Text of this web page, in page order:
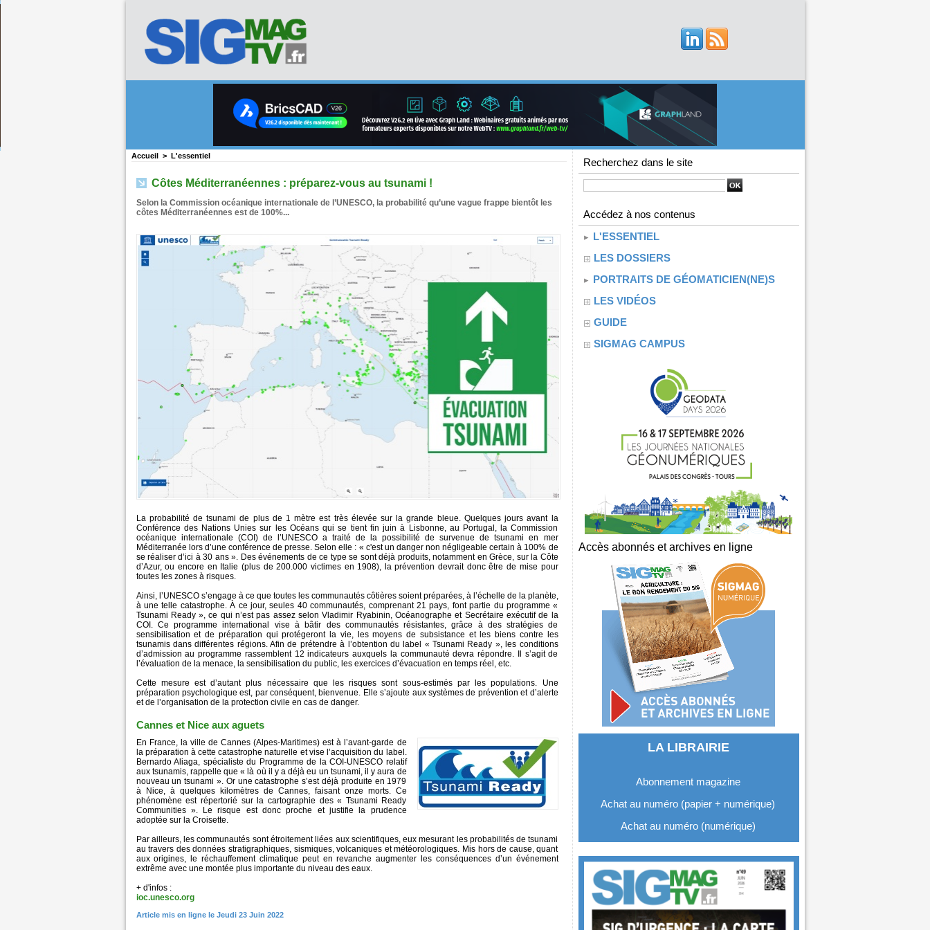
Accueil > L'essentiel
Côtes Méditerranéennes : préparez-vous au tsunami !
Selon la Commission océanique internationale de l’UNESCO, la probabilité qu’une vague frappe bientôt les
côtes Méditerranéennes est de 100%...
La probabilité de tsunami de plus de 1 mètre est très élevée sur la grande bleue. Quelques jours avant la
Conférence des Nations Unies sur les Océans qui se tient fin juin à Lisbonne, au Portugal, la Commission
océanique internationale (COI) de l’UNESCO a traité de la possibilité de survenue de tsunami en mer
Méditerranée lors d’une conférence de presse. Selon elle : « c'est un danger non négligeable certain à 100% de
se réaliser d’ici à 30 ans ». Des événements de ce type se sont déjà produits, notamment en Grèce, sur la Côte
d’Azur, ou encore en Italie (plus de 200.000 victimes en 1908), la prévention devrait donc être de mise pour
toutes les zones à risques.
Ainsi, l’UNESCO s’engage à ce que toutes les communautés côtières soient préparées, à l’échelle de la planète,
à une telle catastrophe. À ce jour, seules 40 communautés, comprenant 21 pays, font partie du programme «
Tsunami Ready », ce qui n’est pas assez selon Vladimir Ryabinin, Océanographe et Secrétaire exécutif de la
COI. Ce programme international vise à bâtir des communautés résistantes, grâce à des stratégies de
sensibilisation et de préparation qui protégeront la vie, les moyens de subsistance et les biens contre les
tsunamis dans différentes régions. Afin de prétendre à l’obtention du label « Tsunami Ready », les conditions
d’admission au programme rassemblent 12 indicateurs auxquels la communauté devra répondre. Il s’agit de
l’évaluation de la menace, la sensibilisation du public, les exercices d’évacuation en temps réel, etc.
Cette mesure est d’autant plus nécessaire que les risques sont sous-estimés par les populations. Une
préparation psychologique est, par conséquent, bienvenue. Elle s’ajoute aux systèmes de prévention et d’alerte
et de l’organisation de la protection civile en cas de danger.
Cannes et Nice aux aguets
En France, la ville de Cannes (Alpes-Maritimes) est à l’avant-garde de
la préparation à cette catastrophe naturelle et vise l’acquisition du label.
Bernardo Aliaga, spécialiste du Programme de la COI-UNESCO relatif
aux tsunamis, rappelle que « là où il y a déjà eu un tsunami, il y aura de
nouveau un tsunami ». Or une catastrophe s’est déjà produite en 1979
à Nice, à quelques kilomètres de Cannes, faisant onze morts. Ce
phénomène est répertorié sur la cartographie des « Tsunami Ready
Communities ». Le risque est donc proche et justifie la prudence
adoptée sur la Croisette.
Par ailleurs, les communautés sont étroitement liées aux scientifiques, eux mesurant les probabilités de tsunami
au travers des données stratigraphiques, sismiques, volcaniques et météorologiques. Mis hors de cause, quant
aux origines, le réchauffement climatique peut en revanche augmenter les conséquences d’un événement
extrême avec une montée plus importante du niveau des eaux.
+ d'infos :
ioc.unesco.org
Article mis en ligne le Jeudi 23 Juin 2022
Recherchez dans le site
Accédez à nos contenus
L'ESSENTIEL
LES DOSSIERS
PORTRAITS DE GÉOMATICIEN(NE)S
LES VIDÉOS
GUIDE
SIGMAG CAMPUS
Accès abonnés et archives en ligne
LA LIBRAIRIE
Abonnement magazine
Achat au numéro (papier + numérique)
Achat au numéro (numérique)